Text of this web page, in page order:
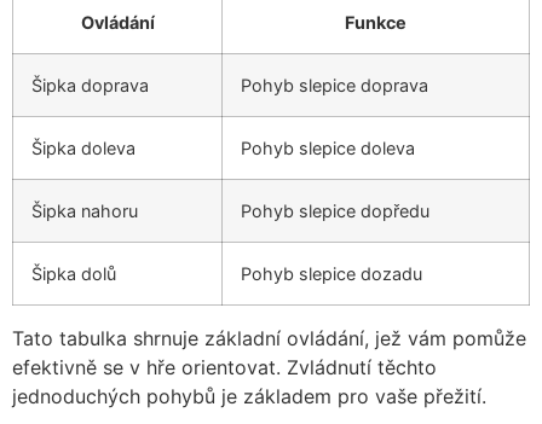
Ovládání Funkce
Šipka doprava Pohyb slepice doprava
Šipka doleva Pohyb slepice doleva
Šipka nahoru Pohyb slepice dopředu
Šipka dolů Pohyb slepice dozadu
Tato tabulka shrnuje základní ovládání, jež vám pomůže
efektivně se v hře orientovat. Zvládnutí těchto
jednoduchých pohybů je základem pro vaše přežití.